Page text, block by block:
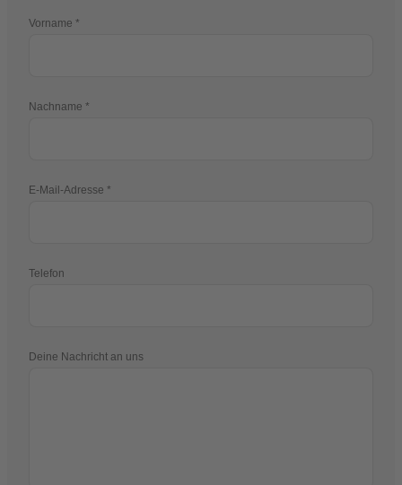
Vorname
Nachname
E-Mail-Adresse
Telefon
Deine Nachricht an uns